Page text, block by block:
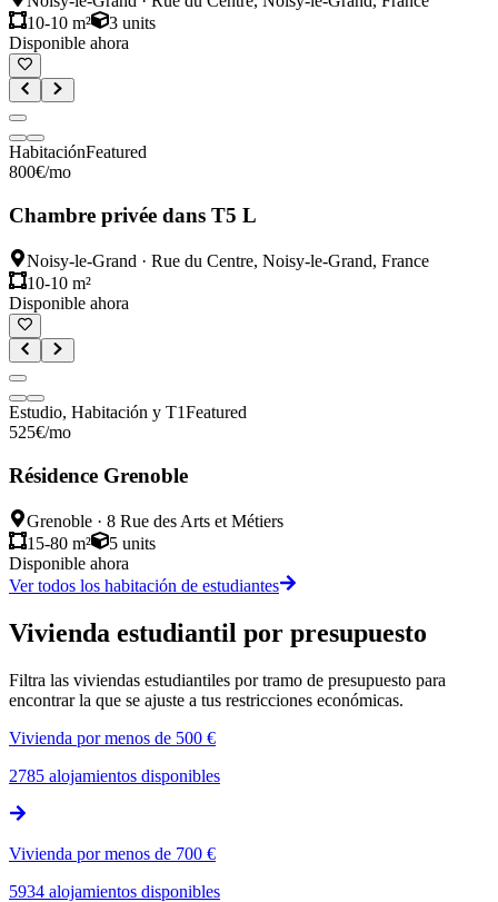
10-10 m²
3 units
Disponible ahora
HabitaciónFeatured
800€/mo
Chambre privée dans T5 L
Noisy-le-Grand · Rue du Centre, Noisy-le-Grand, France
10-10 m²
Disponible ahora
Estudio, Habitación y T1Featured
525€/mo
Résidence Grenoble
Grenoble · 8 Rue des Arts et Métiers
15-80 m²
5 units
Disponible ahora
Ver todos los habitación de estudiantes
Vivienda estudiantil por presupuesto
Filtra las viviendas estudiantiles por tramo de presupuesto para
encontrar la que se ajuste a tus restricciones económicas.
Vivienda por menos de 500 €
2785 alojamientos disponibles
Vivienda por menos de 700 €
5934 alojamientos disponibles